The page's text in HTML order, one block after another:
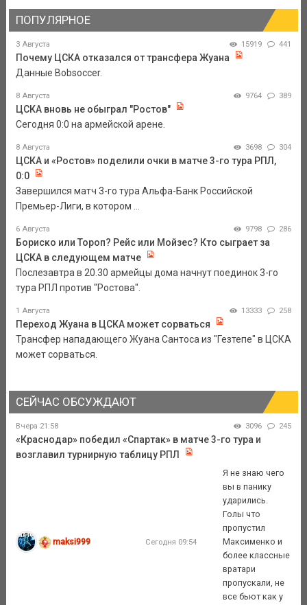
ПОПУЛЯРНОЕ
3 Августа 15919 441
Почему ЦСКА отказался от трансфера Жуана
Данные Bobsoccer.
8 Августа 9764 389
ЦСКА вновь не обыграл "Ростов"
Сегодня 0:0 на армейской арене.
8 Августа 3698 304
ЦСКА и «Ростов» поделили очки в матче 3-го тура РПЛ,
0:0
Завершился матч 3-го тура Альфа-Банк Российской
Премьер-Лиги, в котором ...
6 Августа 9798 286
Бориско или Тороп? Рейс или Мойзес? Кто сыграет за
ЦСКА в следующем матче
Послезавтра в 20.30 армейцы дома начнут поединок 3-го
тура РПЛ против "Ростова".
1 Августа 13333 258
Переход Жуана в ЦСКА может сорваться
Трансфер нападающего Жуана Сантоса из "Гезтепе" в ЦСКА
может сорваться.
СЕЙЧАС ОБСУЖДАЮТ
Вчера 21:58 3096 245
«Краснодар» победил «Спартак» в матче 3-го тура и
возглавил турнирную таблицу РПЛ
maksi999 Сегодня 09:54
Я не знаю чего
вы в панику
ударились.
Голы что
пропустил
Максименко и
более классные
вратари
пропускали, не
все бьют как у